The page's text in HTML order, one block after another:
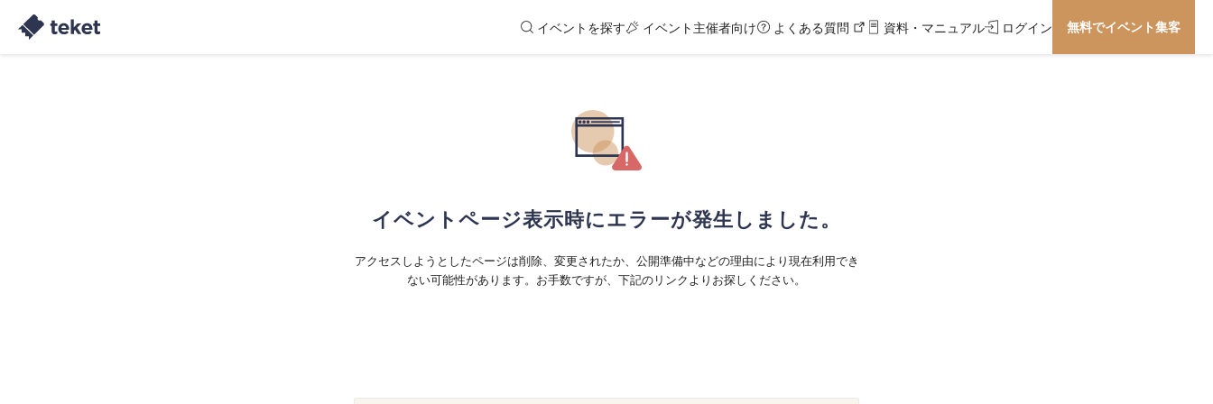
イベントを探す イベント主催者向け よくある質問 資料・マニュアル ログイン 無料でイベント集客
イベントページ表示時にエラーが発生しました。
アクセスしようとしたページは削除、変更されたか、公開準備中などの理由により現在利用でき
ない可能性があります。お手数ですが、下記のリンクよりお探しください。